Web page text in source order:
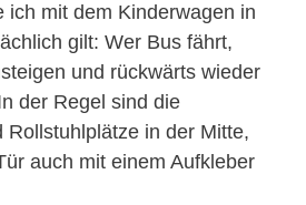
ich mit dem Kinderwagen in
gilt: Wer Bus fährt,
und rückwärts wieder
der Regel sind die
Rollstuhlplätze in der Mitte,
auch mit einem Aufkleber